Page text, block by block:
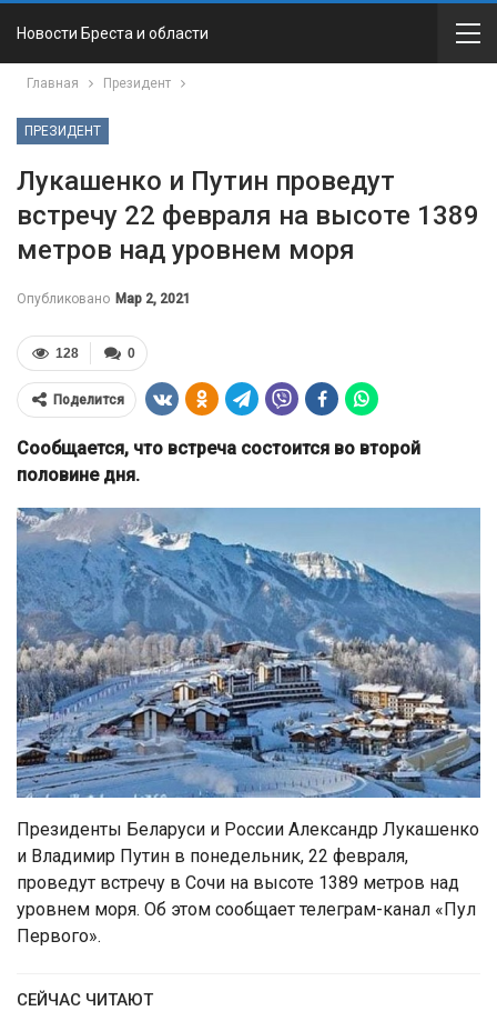
Новости Бреста и области
Главная Президент
ПРЕЗИДЕНТ
Лукашенко и Путин проведут
встречу 22 февраля на высоте 1389
метров над уровнем моря
Опубликовано Мар 2, 2021
0
128
Поделится
Сообщается, что встреча состоится во второй
половине дня.
Президенты Беларуси и России Александр Лукашенко
и Владимир Путин в понедельник, 22 февраля,
проведут встречу в Сочи на высоте 1389 метров над
уровнем моря. Об этом сообщает телеграм-канал «Пул
Первого».
СЕЙЧАС ЧИТАЮТ